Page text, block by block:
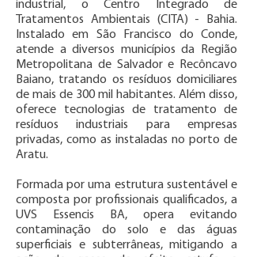
industrial, o Centro Integrado de
Tratamentos Ambientais (CITA) - Bahia.
Instalado em São Francisco do Conde,
atende a diversos municípios da Região
Metropolitana de Salvador e Recôncavo
Baiano, tratando os resíduos domiciliares
de mais de 300 mil habitantes. Além disso,
oferece tecnologias de tratamento de
resíduos industriais para empresas
privadas, como as instaladas no porto de
Aratu.
Formada por uma estrutura sustentável e
composta por profissionais qualificados, a
UVS Essencis BA, opera evitando
contaminação do solo e das águas
superficiais e subterrâneas, mitigando a